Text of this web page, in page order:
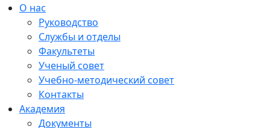
О нас
Руководство
Службы и отделы
Факультеты
Ученый совет
Учебно-методический совет
Контакты
Академия
Документы